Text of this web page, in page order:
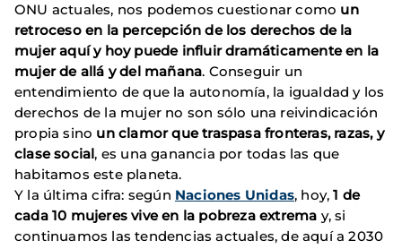
ONU actuales, nos podemos cuestionar como un
retroceso en la percepción de los derechos de la
mujer aquí y hoy puede influir dramáticamente en la
mujer de allá y del mañana. Conseguir un
entendimiento de que la autonomía, la igualdad y los
derechos de la mujer no son sólo una reivindicación
propia sino un clamor que traspasa fronteras, razas, y
clase social, es una ganancia por todas las que
habitamos este planeta.
Y la última cifra: según Naciones Unidas, hoy, 1 de
cada 10 mujeres vive en la pobreza extrema y, si
continuamos las tendencias actuales, de aquí a 2030